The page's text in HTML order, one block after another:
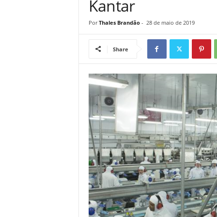
Kantar
Por Thales Brandão- 28 de maio de 2019
Share